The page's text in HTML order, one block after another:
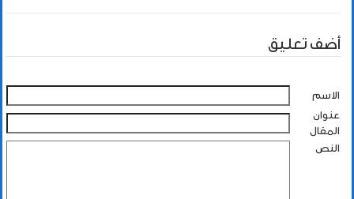
أضف تعليق
الاسم
عنوان
المقال
النص